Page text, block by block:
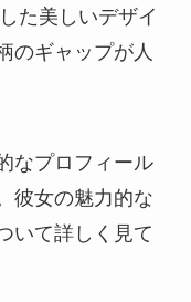
た美しいデザイ
のギャップが人
なプロフィール
彼女の魅力的な
いて詳しく見て